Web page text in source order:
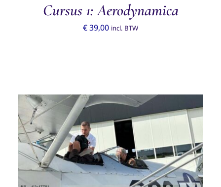
Cursus 1: Aerodynamica
€39,00 incl. BTW
TOEVOEGEN AAN WINKELWAGEN / DETAILS